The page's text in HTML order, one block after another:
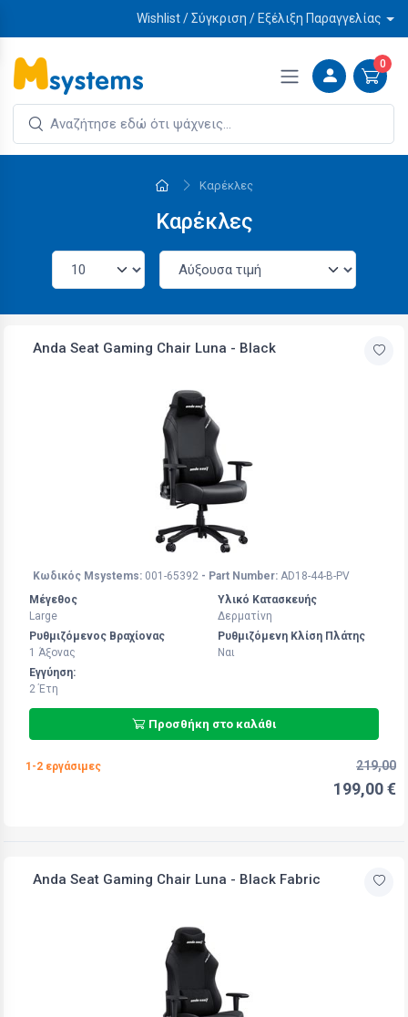
Wishlist / Σύγκριση / Εξέλιξη Παραγγελίας
0
Καρέκλες
Καρέκλες
Anda Seat Gaming Chair Luna - Black
Κωδικός Msystems: 001-65392 - Part Number: AD18-44-B-PV
Μέγεθος
Large
Υλικό Κατασκευής
Δερματίνη
Ρυθμιζόμενος Βραχίονας
1 Άξoνας
Ρυθμιζόμενη Κλίση Πλάτης
Ναι
Εγγύηση:
2 Έτη
Προσθήκη στο καλάθι
1-2 εργάσιμες 219,00
199,00 €
Anda Seat Gaming Chair Luna - Black Fabric